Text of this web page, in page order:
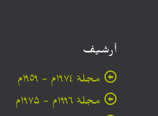
أرشيف
مجلة ۱۹۷٤م - ١٩٥٩م
مجلة ۱۹۹٦م - ۱۹۷۵م